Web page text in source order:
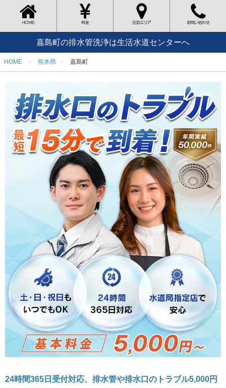
嘉島町の排水管洗浄は生活水道センターへ
HOME 熊本県 嘉島町
24時間365日受付対応、排水管や排水口のトラブル5,000円